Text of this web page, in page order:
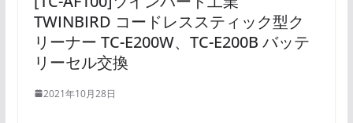
TWINBIRD コードレススティック型ク
リーナー TC-E200W、TC-E200B バッテ
リーセル交換
2021年10月28日